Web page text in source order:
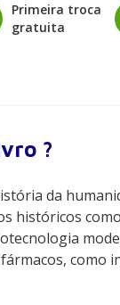
Primeira troca
gratuita
?
da
históricos
como